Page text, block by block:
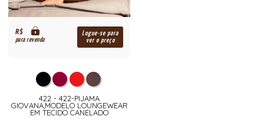
R$
para revenda
Logue-se para
ver o preço
422 - 422-PIJAMA
GIOVANA,MODELO LOUNGEWEAR
EM TECIDO CANELADO